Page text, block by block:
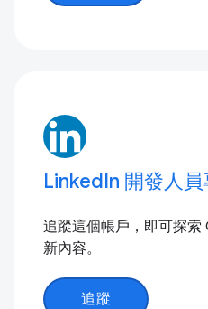
LinkedIn 開發人
追蹤這個帳戶，即可探
新內容。
追蹤